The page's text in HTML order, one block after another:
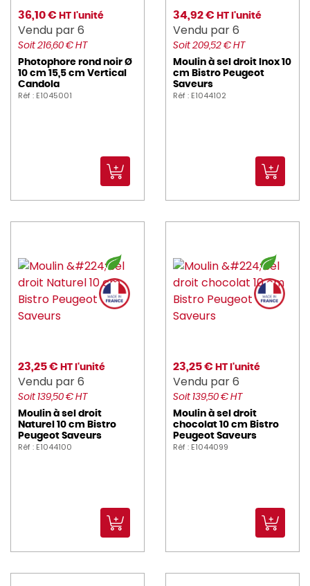
peugeot_saveurs (184)
PINTINOX (5)
PLATEX (6)
RAK (60)
ROBOT_COUPE (44)
ROBUR (3)
ROLLER_GRILL (1)
ROSSIGNOL (1)
SAINT_ROMAIN (3)
SECURIT (73)
stil (1)
36,10 € HT l'unité
Vendu par 6
Soit 216,60 € HT
Photophore rond noir Ø
10 cm 15,5 cm Vertical
Candola
Réf : E1045001
34,92 € HT l'unité
Vendu par 6
Soit 209,52 € HT
Moulin à sel droit Inox 10
cm Bistro Peugeot
Saveurs
Réf : E1044102
23,25 € HT l'unité
Vendu par 6
Soit 139,50 € HT
Moulin à sel droit
Naturel 10 cm Bistro
Peugeot Saveurs
Réf : E1044100
23,25 € HT l'unité
Vendu par 6
Soit 139,50 € HT
Moulin à sel droit
chocolat 10 cm Bistro
Peugeot Saveurs
Réf : E1044099